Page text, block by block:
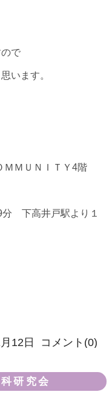
で
います。
ＭＭＵＮＩＴＹ4階
下高井戸駅より１
12日 コメント(0)
研究会